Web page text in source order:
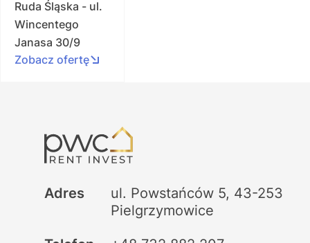
Ruda Śląska - ul.
Wincentego
Janasa 30/9
Zobacz ofertę
Adres
ul. Powstańców 5, 43-253
Pielgrzymowice